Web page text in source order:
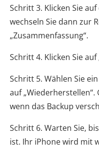
Schritt 3. Klicken Sie
wechseln Sie dann zur
„Zusammenfassung“.
Schritt 4. Klicken Sie
Schritt 5. Wählen Sie
auf „Wiederherstellen“.
wenn das Backup
Schritt 6. Warten Sie,
ist. Ihr iPhone wird mit